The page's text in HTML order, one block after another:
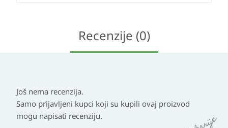
Recenzije (0)
Još nema recenzija.
Samo prijavljeni kupci koji su kupili ovaj proizvod
mogu napisati recenziju.